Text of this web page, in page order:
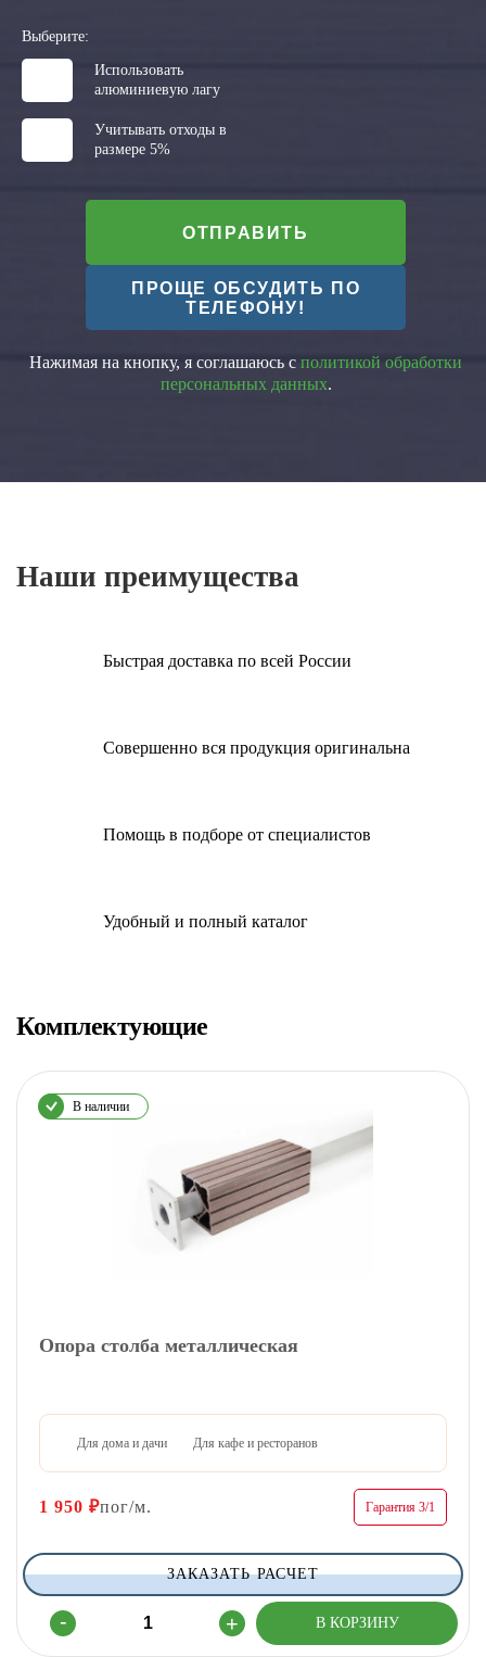
Выберите:
Использовать
алюминиевую лагу
Учитывать отходы в
размере 5%
ОТПРАВИТЬ
ПРОЩЕ ОБСУДИТЬ ПО
ТЕЛЕФОНУ!
Нажимая на кнопку, я соглашаюсь с политикой обработки
персональных данных.
Наши преимущества
Быстрая доставка по всей России
Совершенно вся продукция оригинальна
Помощь в подборе от специалистов
Удобный и полный каталог
Комплектующие
В наличии
Опора столба металлическая
Для дома и дачи Для кафе и ресторанов
1 950 ₽пог/м. Гарантия 3/1
ЗАКАЗАТЬ РАСЧЕТ